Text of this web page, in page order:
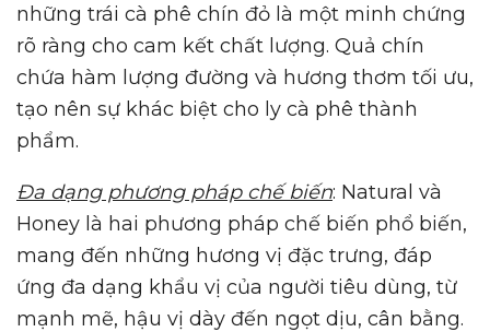
những trái cà phê chín đỏ là một minh chứng
rõ ràng cho cam kết chất lượng. Quả chín
chứa hàm lượng đường và hương thơm tối ưu,
tạo nên sự khác biệt cho ly cà phê thành
phẩm.
Đa dạng phương pháp chế biến: Natural và
Honey là hai phương pháp chế biến phổ biến,
mang đến những hương vị đặc trưng, đáp
ứng đa dạng khẩu vị của người tiêu dùng, từ
mạnh mẽ, hậu vị dày đến ngọt dịu, cân bằng.